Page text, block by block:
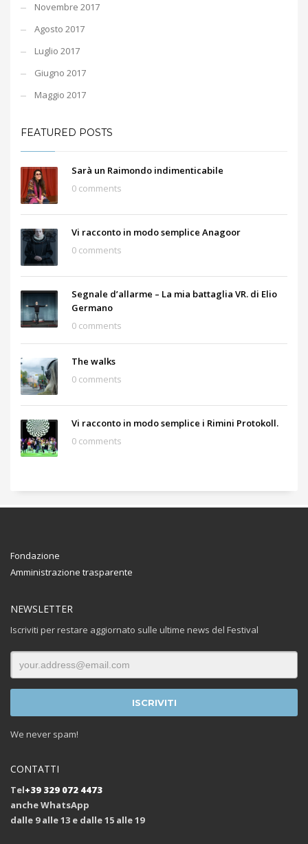
Novembre 2017
Agosto 2017
Luglio 2017
Giugno 2017
Maggio 2017
FEATURED POSTS
Sarà un Raimondo indimenticabile
0 comments
Vi racconto in modo semplice Anagoor
0 comments
Segnale d’allarme – La mia battaglia VR. di Elio
Germano
0 comments
The walks
0 comments
Vi racconto in modo semplice i Rimini Protokoll.
0 comments
Fondazione
Amministrazione trasparente
NEWSLETTER
Iscriviti per restare aggiornato sulle ultime news del Festival
We never spam!
CONTATTI
Tel+39 329 072 4473
anche WhatsApp
dalle 9 alle 13 e dalle 15 alle 19